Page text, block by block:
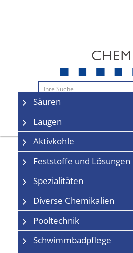
Navigation
Säuren
Laugen
Aktivkohle
Feststoffe und Lösungen
Spezialitäten
Diverse Chemikalien
Pooltechnik
Schwimmbadpflege